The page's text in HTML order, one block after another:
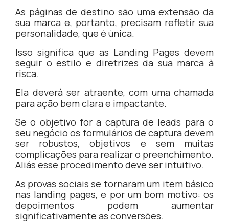
As páginas de destino são uma extensão da
sua marca e, portanto, precisam refletir sua
personalidade, que é única.
Isso significa que as Landing Pages devem
seguir o estilo e diretrizes da sua marca à
risca.
Ela deverá ser atraente, com uma chamada
para ação bem clara e impactante.
Se o objetivo for a captura de leads para o
seu negócio os formulários de captura devem
ser robustos, objetivos e sem muitas
complicações para realizar o preenchimento.
Aliás esse procedimento deve ser intuitivo.
As provas sociais se tornaram um item básico
nas landing pages, e por um bom motivo: os
depoimentos podem aumentar
significativamente as conversões.